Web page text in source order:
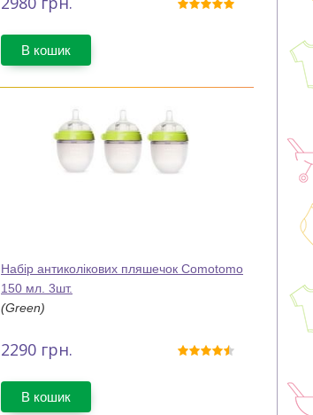
В кошик
Набір антиколікових пляшечок Comotomo
150 мл. 3шт.
(Green)
2290 грн.
В кошик